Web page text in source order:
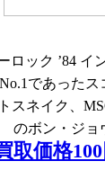
ロック ’84 イ
であった
スネイク、
のボン・ジョ